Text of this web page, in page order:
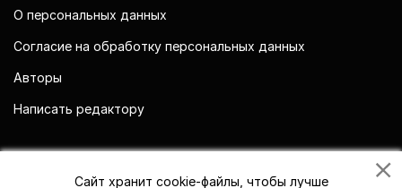
О персональных данных
Согласие на обработку персональных данных
Авторы
Написать редактору
Сайт хранит cookie-файлы, чтобы лучше